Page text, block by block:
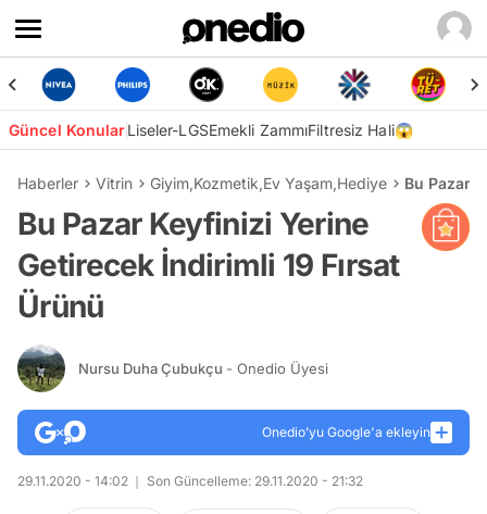
Güncel KonularLiseler-LGSEmekli ZammıFiltresiz Hali😱
Haberler Vitrin Giyim,Kozmetik,Ev Yaşam,Hediye Bu Pazar
Bu Pazar Keyfinizi Yerine
Getirecek İndirimli 19 Fırsat
Ürünü
Nursu Duha Çubukçu - Onedio Üyesi
Onedio’yu Google'a ekleyin
29.11.2020 - 14:02 Son Güncelleme: 29.11.2020 - 21:32